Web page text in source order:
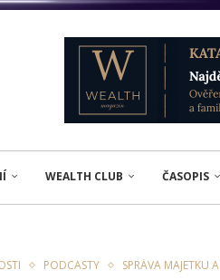
WEALTH CLUB ČASOPIS
PODCASTY SPRÁVA MAJETKU